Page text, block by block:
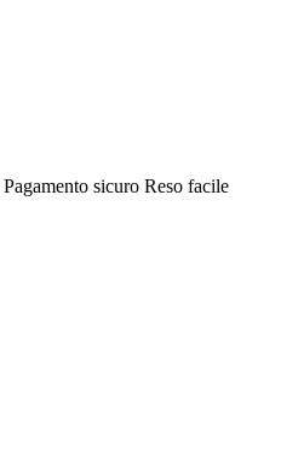
Pagamento sicuro Reso facile